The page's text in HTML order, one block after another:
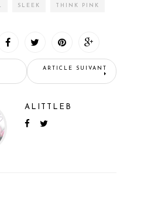
SLEEK THINK PINK
ARTICLE SUIVANT
ALITTLEB